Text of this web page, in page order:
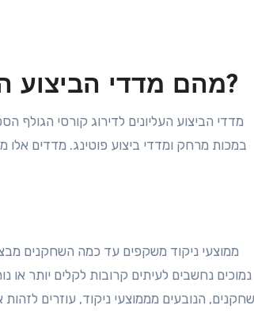
מהם מדדי הביצוע העליונים לדירוג קורסי הגולף הספרדיים?
מדדי הביצוע העליונים לדירוג קורסי הגולף
במכות מרחק ומדדי ביצוע פוטינג. מדדים אלו
ממוצעי ניקוד משקפים עד כמה השחקנים
נמוכים נחשבים לעיתים קרובות לקלים יותר או